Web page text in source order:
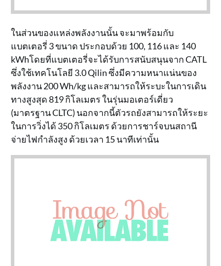
ในส่วนของแหล่งพลังงานนั้น จะมาพร้อมกับ
แบตเตอรี่ 3 ขนาด ประกอบด้วย 100, 116 และ 140
kWhโดยที่แบตเตอรี่จะได้รับการสนับสนุนจาก CATL
ซึ่งใช้เทคโนโลยี 3.0 Qilin ซึ่งมีความหนาแน่นของ
พลังงาน 200 Wh/kg และสามารถให้ระบะในการเดิน
ทางสูงสุด 819 กิโลเมตร ในรุ่นมอเตอร์เดี่ยว
(มาตรฐาน CLTC) นอกจากนี้ตัวรถยังสามารถให้ระยะ
ในการวิ่งได้ 350 กิโลเมตร ด้วยการชาร์จบนสถานี
จ่ายไฟกำลังสูง ด้วยเวลา 15 นาทีเท่านั้น